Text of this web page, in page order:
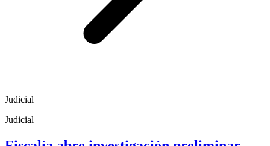
Judicial
Judicial